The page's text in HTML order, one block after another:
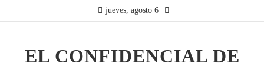
jueves, agosto 6
EL CONFIDENCIAL DE